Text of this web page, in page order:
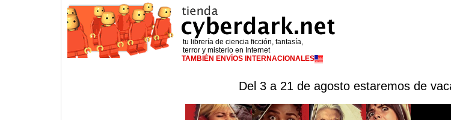
tu librería de ciencia ficción, fantasía,
terror y misterio en Internet
TAMBIÉN ENVÍOS INTERNACIONALES
Del 3 a 21 de agosto estaremos de